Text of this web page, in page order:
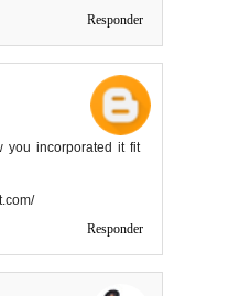
Responder
you incorporated it fit
Responder